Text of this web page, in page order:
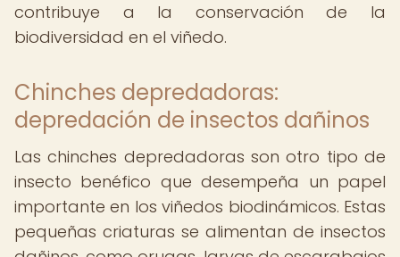
contribuye a la conservación de la
biodiversidad en el viñedo.
Chinches depredadoras:
depredación de insectos dañinos
Las chinches depredadoras son otro tipo de
insecto benéfico que desempeña un papel
importante en los viñedos biodinámicos. Estas
pequeñas criaturas se alimentan de insectos